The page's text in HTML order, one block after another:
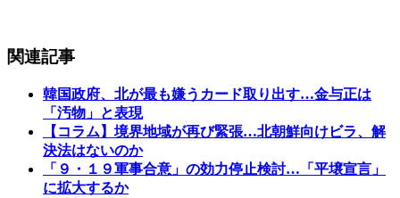
関連記事
韓国政府、北が最も嫌うカード取り出す…金与正は
「汚物」と表現
【コラム】境界地域が再び緊張…北朝鮮向けビラ、解
決法はないのか
「９・１９軍事合意」の効力停止検討…「平壌宣言」
に拡大するか